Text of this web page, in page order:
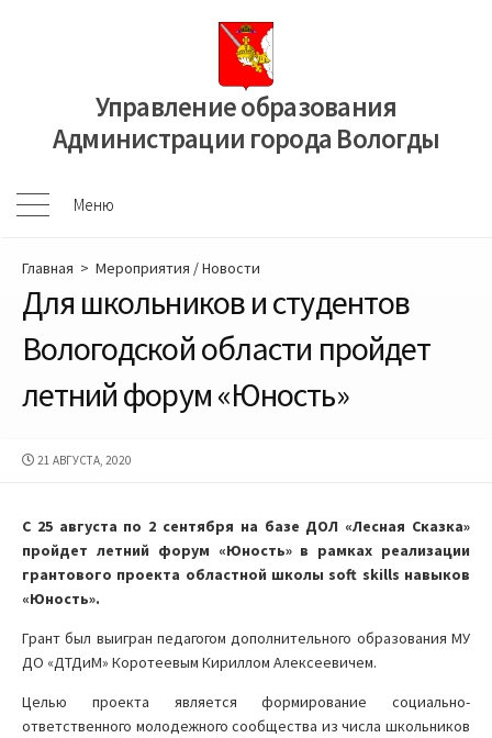
Управление образования
Администрации города Вологды
Меню
Меню
Главная > Мероприятия /Новости
Для школьников и студентов
Вологодской области пройдет
летний форум «Юность»
ДАТА
21 АВГУСТА, 2020
С 25 августа по 2 сентября на базе ДОЛ «Лесная Сказка»
пройдет летний форум «Юность» в рамках реализации
грантового проекта областной школы soft skills навыков
«Юность».
Грант был выигран педагогом дополнительного образования МУ
ДО «ДТДиМ» Коротеевым Кириллом Алексеевичем.
Целью проекта является формирование социально-
ответственного молодежного сообщества из числа школьников